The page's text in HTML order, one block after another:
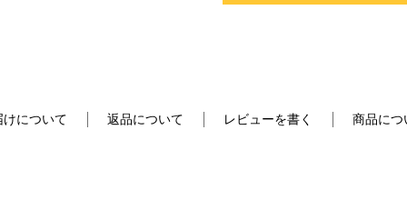
けについて 返品について レビューを書く 商品につ